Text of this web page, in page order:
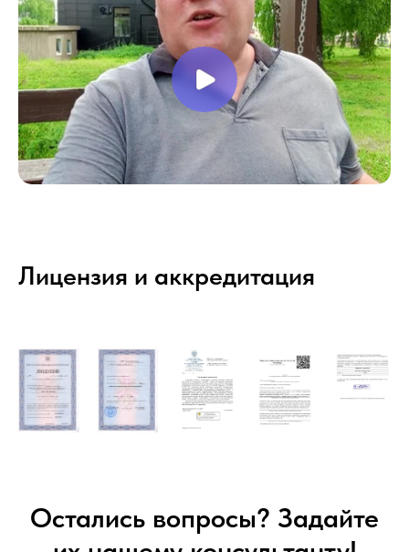
Лицензия и аккредитация
Остались вопросы? Задайте